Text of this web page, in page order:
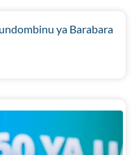
ya Barabara